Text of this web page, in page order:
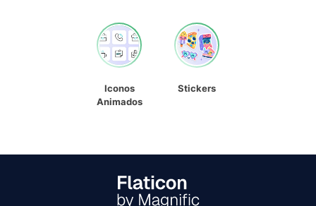
Iconos
Animados
Stickers